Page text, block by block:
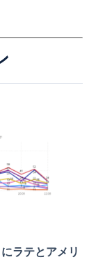
ラテとアメリ